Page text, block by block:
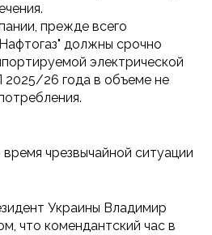
прежде всего
должны срочно
электрической
2025/26 года в объеме не
чрезвычайной ситуации
Украины Владимир
что комендантский час в